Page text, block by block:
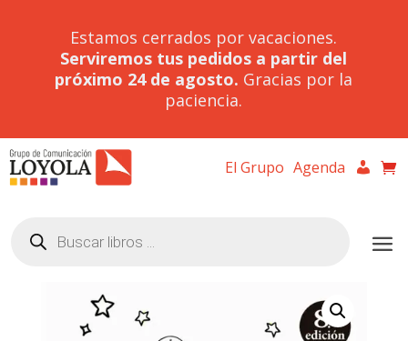
Estamos cerrados por vacaciones.
Serviremos tus pedidos a partir del
próximo 24 de agosto. Gracias por la
paciencia.
El Grupo Agenda
productos